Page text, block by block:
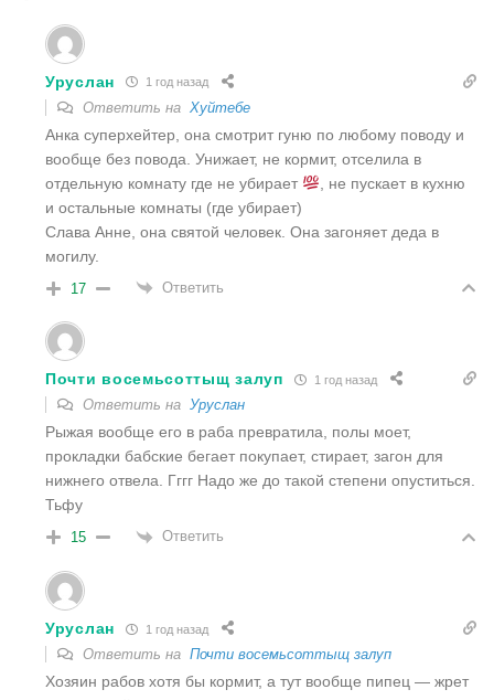
Уруслан 1 год назад
Ответить на Хуйтебе
Анка суперхейтер, она смотрит гуню по любому поводу и
вообще без повода. Унижает, не кормит, отселила в
отдельную комнату где не убирает
, не пускает в кухню
и остальные комнаты (где убирает)
Слава Анне, она святой человек. Она загоняет деда в
могилу.
17 Ответить
Почти восемьсоттыщ залуп 1 год назад
Ответить на Уруслан
Рыжая вообще его в раба превратила, полы моет,
прокладки бабские бегает покупает, стирает, загон для
нижнего отвела. Гггг Надо же до такой степени опуститься.
Тьфу
15 Ответить
Уруслан 1 год назад
Ответить на Почти восемьсоттыщ залуп
Хозяин рабов хотя бы кормит, а тут вообще пипец — жрет